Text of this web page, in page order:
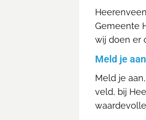
Gemeente
wij doen er
Meld je
Meld je
veld, bij